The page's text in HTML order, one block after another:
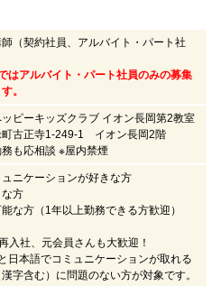
（契約社員、アルバイト・パート社
はアルバイト・パート社員のみの募集
。
ピーキッズクラブ イオン長岡第2教室
町古正寺1-249-1 イオン長岡2階
も応相談 ※屋内禁煙
ュニケーションが好きな方
な方
な方（1年以上勤務できる方歓迎）
入社、元会員さんも大歓迎！
日本語でコミュニケーションが取れる
字含む）に問題のない方が対象です。